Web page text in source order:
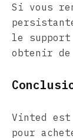
Si vous
le support
obtenir
Vinted est
pour